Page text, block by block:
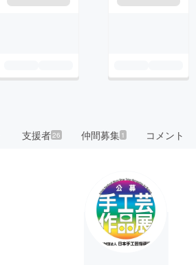
支援者26 仲間募集 1 コメント